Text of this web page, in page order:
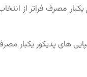
مصرف فراتر از
های پدیکور یکبار